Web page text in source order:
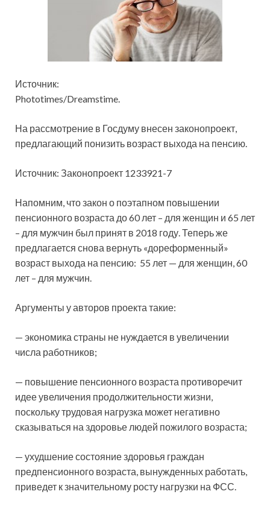
Источник:
Phototimes/Dreamstime.
На рассмотрение в Госдуму внесен законопроект,
предлагающий понизить возраст выхода на пенсию.
Источник: Законопроект 1233921-7
Напомним, что закон о поэтапном повышении
пенсионного возраста до 60 лет – для женщин и 65 лет
– для мужчин был принят в 2018 году. Теперь же
предлагается снова вернуть «дореформенный»
возраст выхода на пенсию: 55 лет — для женщин, 60
лет – для мужчин.
Аргументы у авторов проекта такие:
— экономика страны не нуждается в увеличении
числа работников;
— повышение пенсионного возраста противоречит
идее увеличения продолжительности жизни,
поскольку трудовая нагрузка может негативно
сказываться на здоровье людей пожилого возраста;
— ухудшение состояние здоровья граждан
предпенсионного возраста, вынужденных работать,
приведет к значительному росту нагрузки на ФСС.